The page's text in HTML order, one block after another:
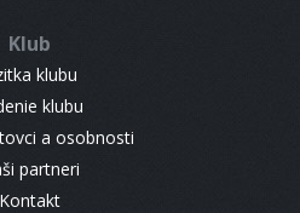
Klub
klubu
klubu
a osobnosti
partneri
Kontakt
CONTACT